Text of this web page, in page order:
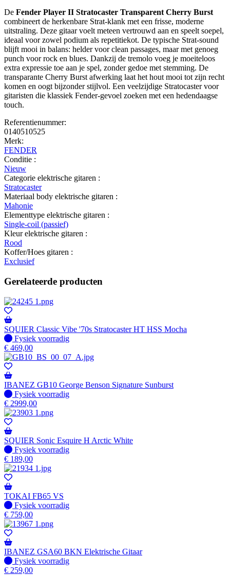
De Fender Player II Stratocaster Transparent Cherry Burst
combineert de herkenbare Strat-klank met een frisse, moderne
uitstraling. Deze gitaar voelt meteen vertrouwd aan en speelt soepel,
ideaal voor zowel podium als repetitiekot. De typische Strat-sound
blijft mooi in balans: helder voor clean passages, maar met genoeg
punch voor rock en blues. Dankzij de tremolo voeg je moeiteloos
extra expressie toe aan je spel, zonder gedoe met stemming. De
transparante Cherry Burst afwerking laat het hout mooi tot zijn recht
komen en oogt bijzonder stijlvol. Een veelzijdige Stratocaster voor
gitaristen die klassiek Fender-gevoel zoeken met een hedendaagse
touch.
Referentienummer:
0140510525
Merk:
FENDER
Conditie :
Nieuw
Categorie elektrische gitaren :
Stratocaster
Materiaal body elektrische gitaren :
Mahonie
Elementtype elektrische gitaren :
Single-coil (passief)
Kleur elektrische gitaren :
Rood
Koffer/Hoes gitaren :
Exclusief
Gerelateerde producten
SQUIER Classic Vibe '70s Stratocaster HT HSS Mocha
Fysiek voorradig
Fysiek voorradig
€ 469,00
IBANEZ GB10 George Benson Signature Sunburst
Fysiek voorradig
Fysiek voorradig
€ 2999,00
SQUIER Sonic Esquire H Arctic White
Fysiek voorradig
Fysiek voorradig
€ 189,00
TOKAI FB65 VS
Fysiek voorradig
Fysiek voorradig
€ 759,00
IBANEZ GSA60 BKN Elektrische Gitaar
Fysiek voorradig
Fysiek voorradig
€ 259,00